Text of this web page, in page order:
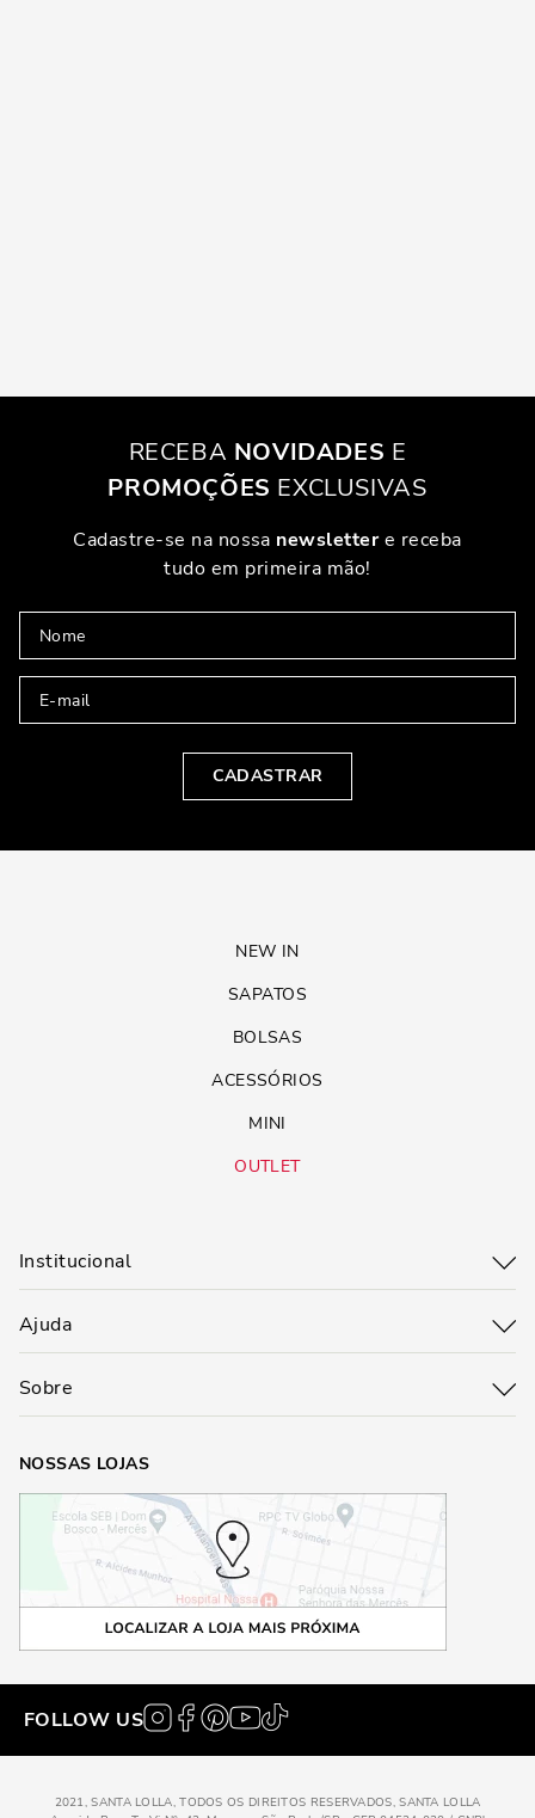
RECEBA NOVIDADES E
PROMOÇÕES EXCLUSIVAS
Cadastre-se na nossa newslettere receba
tudo em primeira mão!
CADASTRAR
NEW IN
SAPATOS
BOLSAS
ACESSÓRIOS
MINI
OUTLET
Institucional
Ajuda
Sobre
NOSSAS LOJAS
FOLLOW US
2021, SANTA LOLLA, TODOS OS DIREITOS RESERVADOS, SANTA LOLLA